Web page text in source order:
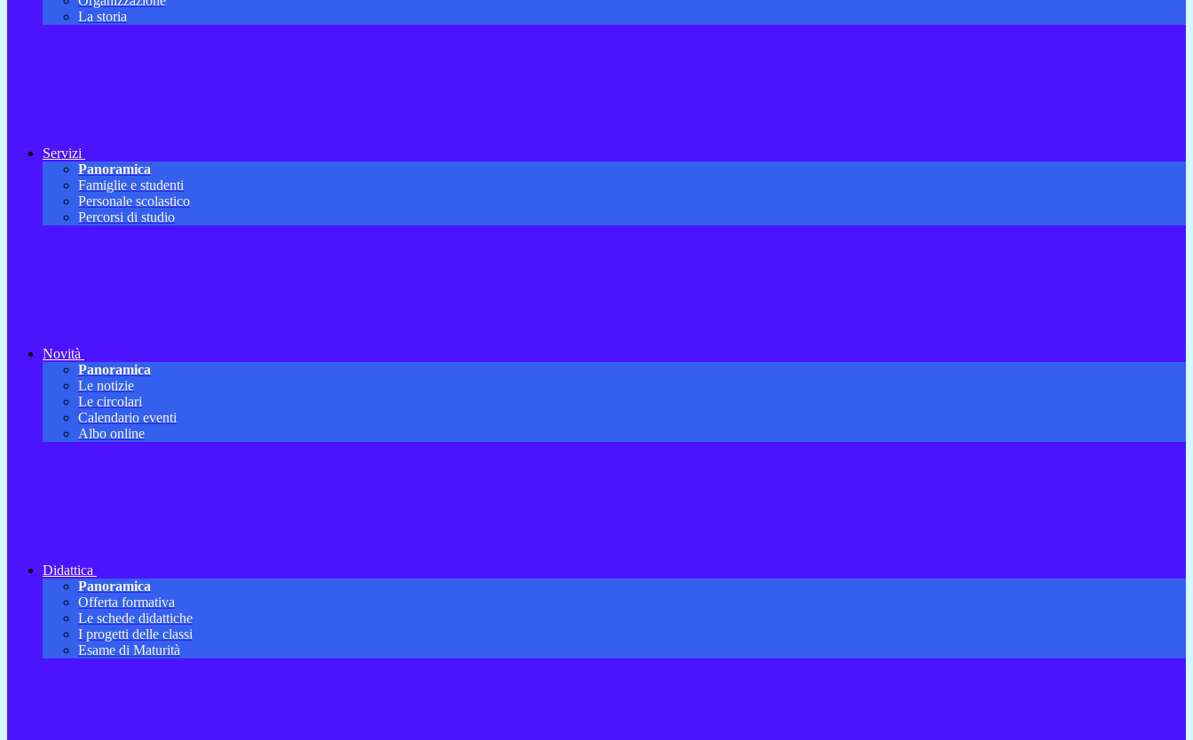
La storia
Servizi
Panoramica
Famiglie e studenti
Personale scolastico
Percorsi di studio
Novità
Panoramica
Le notizie
Le circolari
Calendario eventi
Albo online
Didattica
Panoramica
Offerta formativa
Le schede didattiche
I progetti delle classi
Esame di Maturità